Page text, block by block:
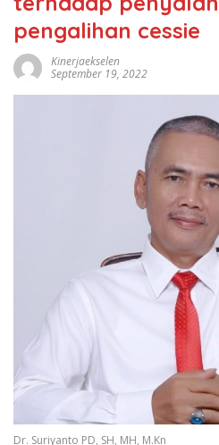
pengalihan cessie
Kinerjaekselen
September 19, 2022
Dr. Suriyanto PD, SH, MH, M.Kn